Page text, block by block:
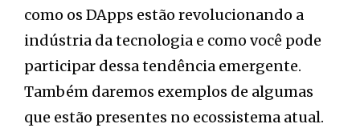
como os DApps estão revolucionando a
indústria da tecnologia e como você pode
participar dessa tendência emergente.
Também daremos exemplos de algumas
que estão presentes no ecossistema atual.